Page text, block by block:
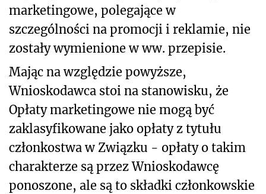
marketingowe, polegające w
szczególności na promocji i reklamie, nie
zostały wymienione w ww. przepisie.
Mając na względzie powyższe,
Wnioskodawca stoi na stanowisku, że
Opłaty marketingowe nie mogą być
zaklasyfikowane jako opłaty z tytułu
członkostwa w Związku - opłaty o takim
charakterze są przez Wnioskodawcę
ponoszone, ale są to składki członkowskie